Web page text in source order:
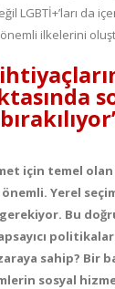
LGBTİ+’ları da
ilkelerini
için temel
önemli. Yerel
Bu
sahip? Bir
sosyal